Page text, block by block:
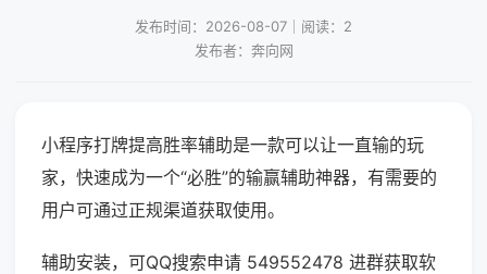
发布时间：2026-08-07｜阅读：2
发布者：奔向网
小程序打牌提高胜率辅助是一款可以让一直输的玩
家，快速成为一个“必胜”的输赢辅助神器，有需要的
用户可通过正规渠道获取使用。
辅助安装，可QQ搜索申请 549552478 进群获取软